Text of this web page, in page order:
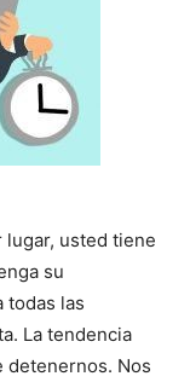
lugar, usted tiene
su
todas las
La tendencia
detenernos. Nos